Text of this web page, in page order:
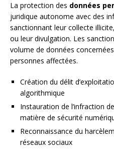
La protection des données
juridique autonome avec des
sanctionnant leur collecte
ou leur divulgation. Les
volume de données
personnes affectées.
Création du délit
algorithmique
Instauration de l’infraction
matière de sécurité
Reconnaissance du
réseaux sociaux